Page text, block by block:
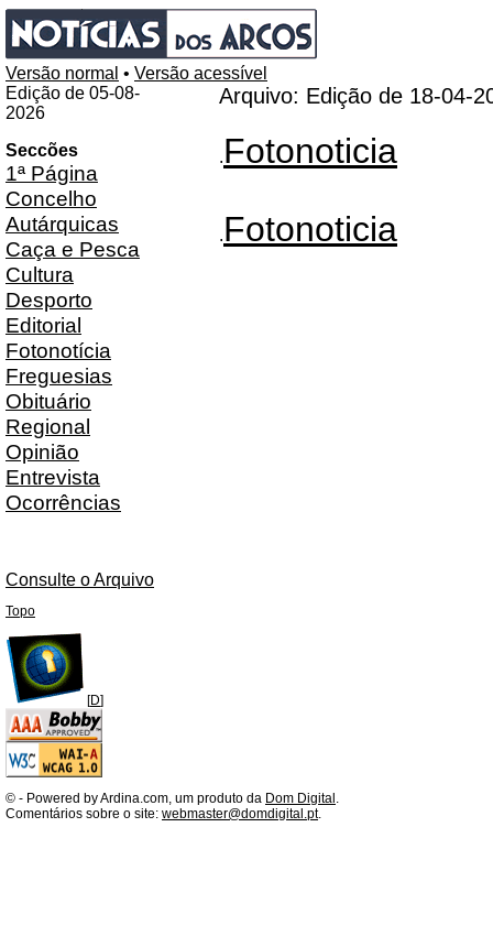
Versão normal • Versão acessível
Edição de 05-08-
2026
Seccões
1ª Página
Concelho
Autárquicas
Caça e Pesca
Cultura
Desporto
Editorial
Fotonotícia
Freguesias
Obituário
Regional
Opinião
Entrevista
Ocorrências
Consulte o Arquivo
Arquivo: Edição de 18-04-
.Fotonoticia
.Fotonoticia
Topo
[D]
© - Powered by Ardina.com, um produto da Dom Digital .
Comentários sobre o site: webmaster@domdigital.pt.